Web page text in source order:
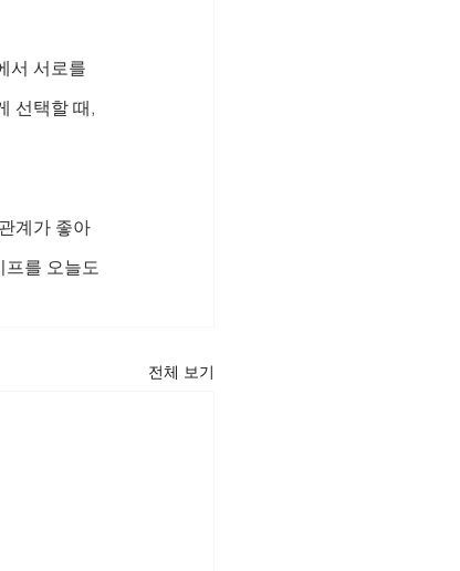
서 서로를
선택할 때,
계가 좋아
를 오늘도
전체 보기